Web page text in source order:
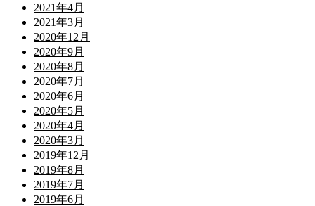
2021年4月
2021年3月
2020年12月
2020年9月
2020年8月
2020年7月
2020年6月
2020年5月
2020年4月
2020年3月
2019年12月
2019年8月
2019年7月
2019年6月